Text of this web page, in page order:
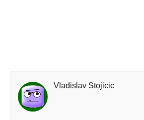
Vladislav Stojicic